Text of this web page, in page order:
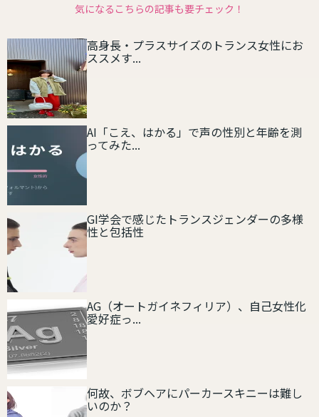
気になるこちらの記事も要チェック！
高身長・プラスサイズのトランス女性にお
ススメす...
AI「こえ、はかる」で声の性別と年齢を測
ってみた...
GI学会で感じたトランスジェンダーの多様
性と包括性
AG（オートガイネフィリア）、自己女性化
愛好症っ...
何故、ボブヘアにパーカースキニーは難し
いのか？